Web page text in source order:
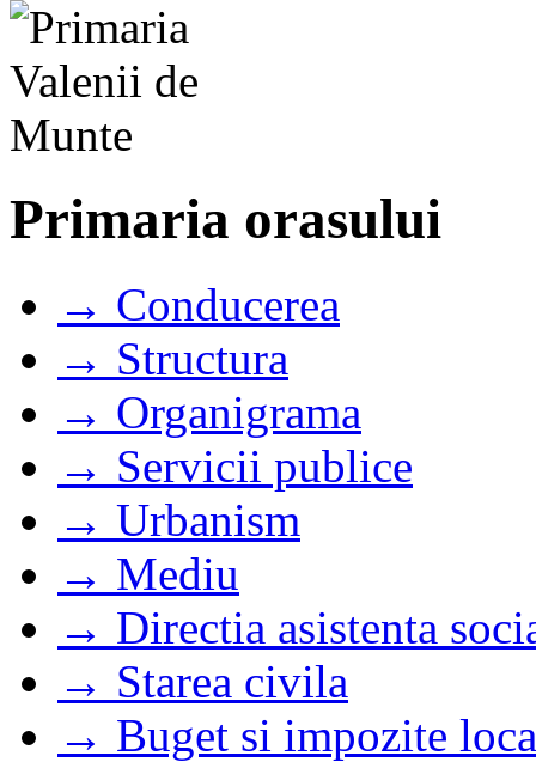
Primaria orasului
→ Conducerea
→ Structura
→ Organigrama
→ Servicii publice
→ Urbanism
→ Mediu
→ Directia asistenta
→ Starea civila
→ Buget si impozite